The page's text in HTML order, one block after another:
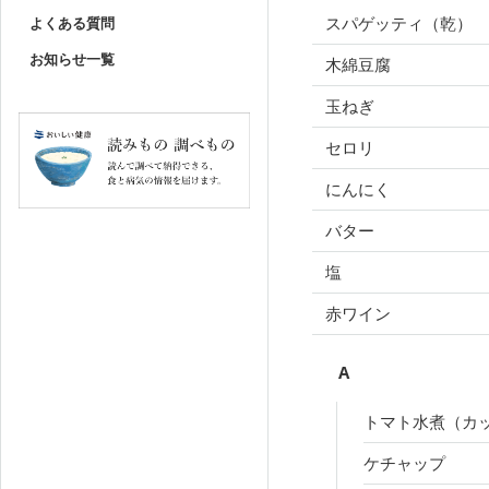
よくある質問
お知らせ一覧
スパゲッティ（乾）
木綿豆腐
玉ねぎ
セロリ
にんにく
バター
塩
赤ワイン
A
トマト水煮（カ
ケチャップ